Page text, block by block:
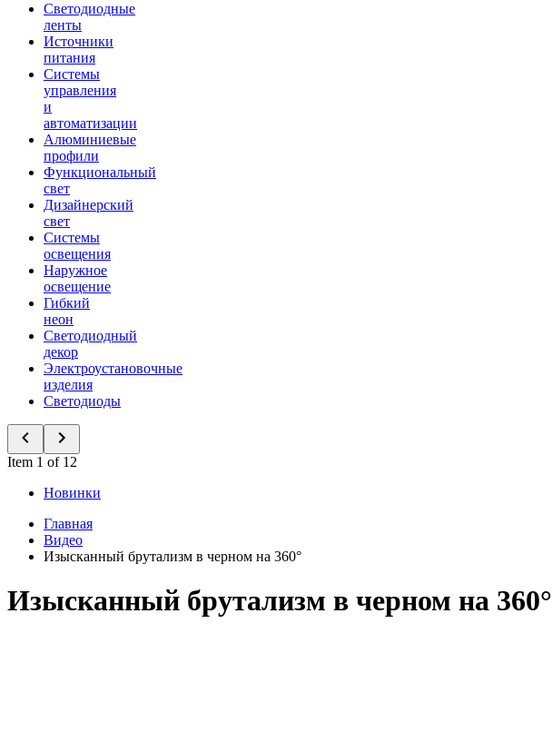
Светодиодные
ленты
Источники
питания
Системы
управления
и
автоматизации
Алюминиевые
профили
Функциональный
свет
Дизайнерский
свет
Системы
освещения
Наружное
освещение
Гибкий
неон
Светодиодный
декор
Электроустановочные
изделия
Светодиоды
Item 1 of 12
Новинки
Главная
Видео
Изысканный брутализм в черном на 360°
Изысканный брутализм в черном на 360°